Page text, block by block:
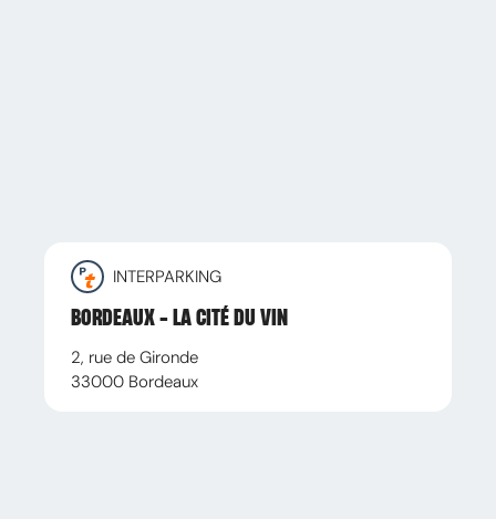
INTERPARKING
BORDEAUX - LA CITÉ DU VIN
2, rue de Gironde
33000 Bordeaux